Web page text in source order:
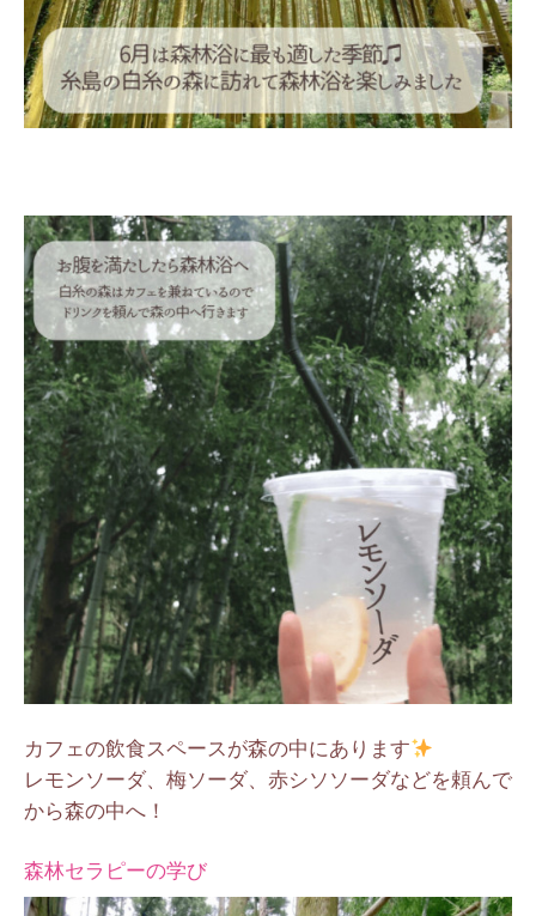
カフェの飲食スペースが森の中にあります
レモンソーダ、梅ソーダ、赤シソソーダなどを頼んで
から森の中へ！
森林セラピーの学び